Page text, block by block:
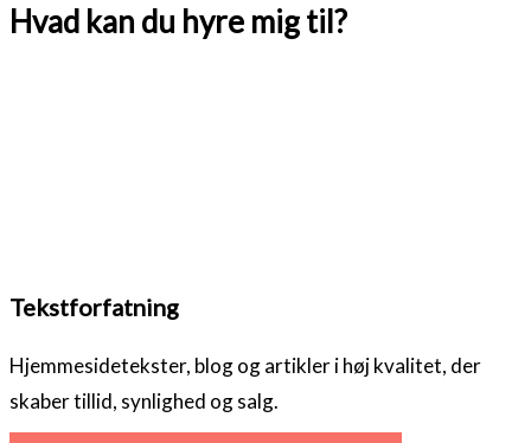
Hvad kan du hyre mig til?
Tekstforfatning
Hjemmesidetekster, blog og artikler i høj kvalitet, der
skaber tillid, synlighed og salg.